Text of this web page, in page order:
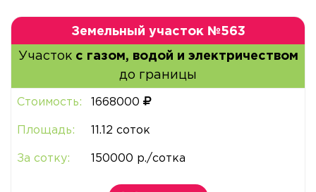
Земельный участок №563
Участок с газом, водой и электричеством
до границы
Стоимость: 1668000
Площадь: 11.12 соток
За сотку: 150000 р./сотка